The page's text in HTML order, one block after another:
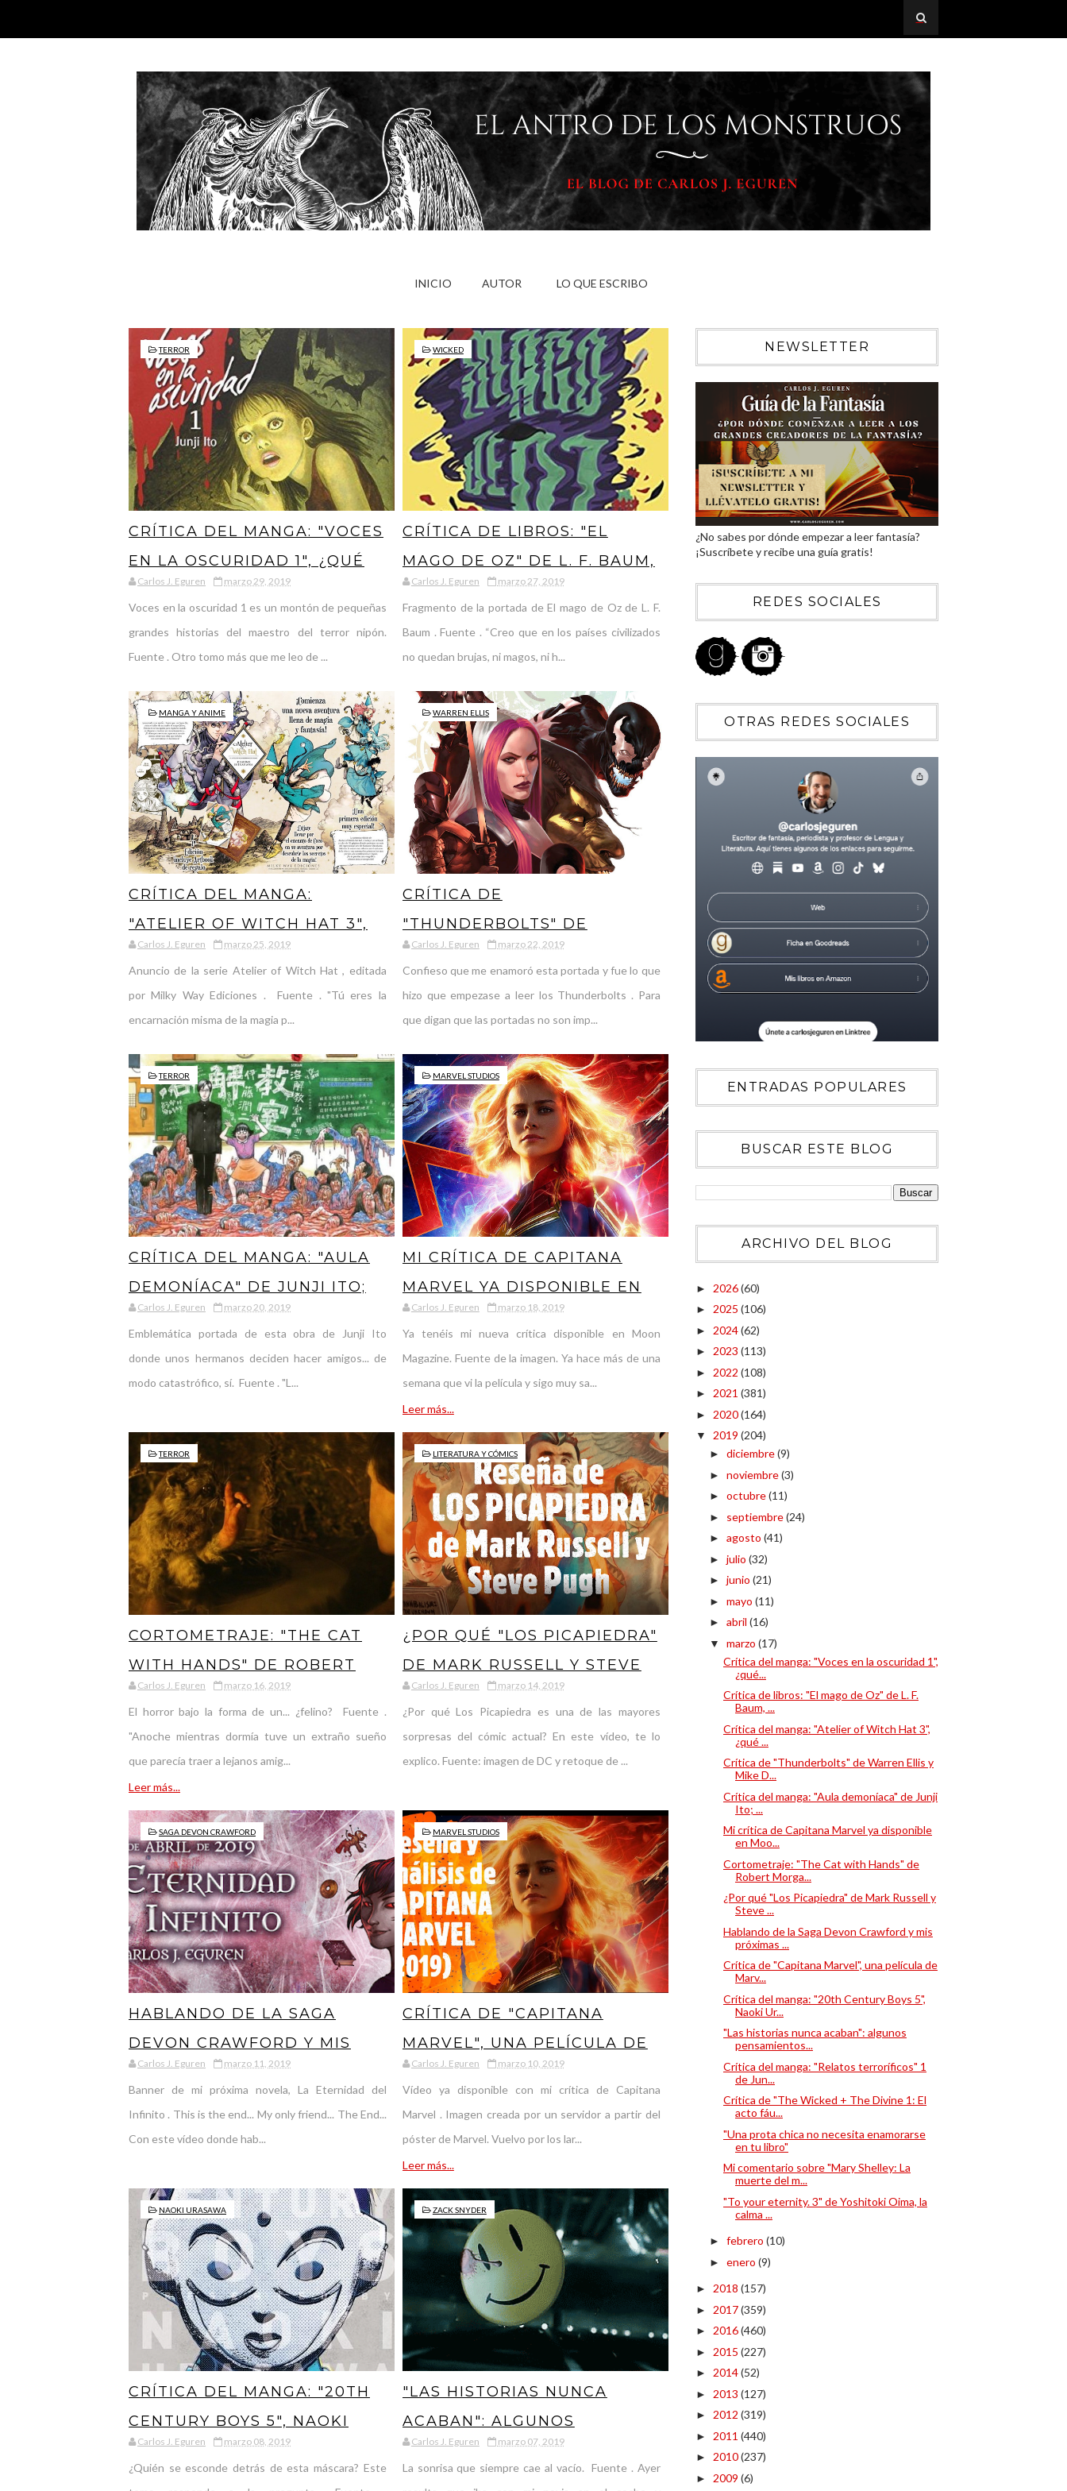
INICIO AUTOR LO QUE ESCRIBO
TERROR
CRÍTICA DEL MANGA: "VOCES
EN LA OSCURIDAD 1", ¿QUÉ
HAY EN LA NEGRURA DE
Carlos J. Eguren marzo 29, 2019
Voces en la oscuridad 1 es un montón de pequeñas
grandes historias del maestro del terror nipón.
Fuente . Otro tomo más que me leo de ...
WICKED
CRÍTICA DE LIBROS: "EL
MAGO DE OZ" DE L. F. BAUM,
LA OSCURIDAD TRAS EL
ESMERALDA
Carlos J. Eguren marzo 27, 2019
Fragmento de la portada de El mago de Oz de L. F.
Baum . Fuente . “Creo que en los países civilizados
no quedan brujas, ni magos, ni h...
MANGA Y ANIME
CRÍTICA DEL MANGA:
"ATELIER OF WITCH HAT 3",
¿QUÉ SE ESCONDE TRAS LA
Carlos J. Eguren marzo 25, 2019
Anuncio de la serie Atelier of Witch Hat , editada
por Milky Way Ediciones . Fuente . "Tú eres la
encarnación misma de la magia p...
WARREN ELLIS
CRÍTICA DE
"THUNDERBOLTS" DE
WARREN ELLIS Y MIKE
VILLANOS COMENZARON A
MARVEL
Carlos J. Eguren marzo 22, 2019
Confieso que me enamoró esta portada y fue lo que
hizo que empezase a leer los Thunderbolts . Para
que digan que las portadas no son imp...
TERROR
CRÍTICA DEL MANGA: "AULA
DEMONÍACA" DE JUNJI ITO;
TE PIDO PERDÓN SI TE
Carlos J. Eguren marzo 20, 2019
Emblemática portada de esta obra de Junji Ito
donde unos hermanos deciden hacer amigos... de
modo catastrófico, sí. Fuente . "L...
MARVEL STUDIOS
MI CRÍTICA DE CAPITANA
MARVEL YA DISPONIBLE EN
MOON MAGAZINE: MÁS ALTO,
Carlos J. Eguren marzo 18, 2019
Ya tenéis mi nueva crítica disponible en Moon
Magazine. Fuente de la imagen. Ya hace más de una
semana que vi la película y sigo muy sa...
Leer más...
TERROR
CORTOMETRAJE: "THE CAT
WITH HANDS" DE ROBERT
MORGAN, PORQUE EL
FORMA...
Carlos J. Eguren marzo 16, 2019
El horror bajo la forma de un... ¿felino? Fuente .
"Anoche mientras dormía tuve un extraño sueño
que parecía traer a lejanos amig...
Leer más...
LITERATURA Y CÓMICS
¿POR QUÉ "LOS PICAPIEDRA"
DE MARK RUSSELL Y STEVE
POUGH ES UNO DE LOS
ACTUALES?
Carlos J. Eguren marzo 14, 2019
¿Por qué Los Picapiedra es una de las mayores
sorpresas del cómic actual? En este vídeo, te lo
explico. Fuente: imagen de DC y retoque de ...
SAGA DEVON CRAWFORD
HABLANDO DE LA SAGA
DEVON CRAWFORD Y MIS
PRÓXIMAS NOVELAS
Carlos J. Eguren marzo 11, 2019
Banner de mi próxima novela, La Eternidad del
Infinito . This is the end... My only friend... The End...
Con este vídeo donde hab...
MARVEL STUDIOS
CRÍTICA DE "CAPITANA
MARVEL", UNA PELÍCULA DE
MARVEL MÁS QUE
Carlos J. Eguren marzo 10, 2019
Vídeo ya disponible con mi crítica de Capitana
Marvel . Imagen creada por un servidor a partir del
póster de Marvel. Vuelvo por los lar...
Leer más...
NAOKI URASAWA
CRÍTICA DEL MANGA: "20TH
CENTURY BOYS 5", NAOKI
URASAWA MÁS ALLÁ DEL
Carlos J. Eguren marzo 08, 2019
¿Quién se esconde detrás de esta máscara? Este
ZACK SNYDER
"LAS HISTORIAS NUNCA
ACABAN": ALGUNOS
PENSAMIENTOS POR EL
Carlos J. Eguren marzo 07, 2019
La sonrisa que siempre cae al vacío. Fuente . Ayer
NEWSLETTER
¿No sabes por dónde empezar a leer fantasía?
¡Suscríbete y recibe una guía gratis!
REDES SOCIALES
OTRAS REDES SOCIALES
ENTRADAS POPULARES
BUSCAR ESTE BLOG
ARCHIVO DEL BLOG
► 2026(60)
► 2025 (106)
► 2024(62)
► 2023 (113)
► 2022 (108)
► 2021 (381)
► 2020(164)
▼ 2019 (204)
► diciembre(9)
► noviembre(3)
► octubre(11)
► septiembre(24)
► agosto (41)
► julio (32)
► junio (21)
► mayo (11)
► abril (16)
▼ marzo (17)
Crítica del manga: "Voces en la oscuridad 1",
¿qué...
Crítica de libros: "El mago de Oz" de L. F.
Baum, ...
Crítica del manga: "Atelier of Witch Hat 3",
¿qué ...
Crítica de "Thunderbolts" de Warren Ellis y
Mike D...
Crítica del manga: "Aula demoníaca" de Junji
Ito; ...
Mi crítica de Capitana Marvel ya disponible
en Moo...
Cortometraje: "The Cat with Hands" de
Robert Morga...
¿Por qué "Los Picapiedra" de Mark Russell y
Steve ...
Hablando de la Saga Devon Crawford y mis
próximas ...
Crítica de "Capitana Marvel", una película de
Marv...
Crítica del manga: "20th Century Boys 5",
Naoki Ur...
"Las historias nunca acaban": algunos
pensamientos...
Crítica del manga: "Relatos terroríficos" 1
de Jun...
Crítica de "The Wicked + The Divine 1: El
acto fáu...
"Una prota chica no necesita enamorarse
en tu libro"
Mi comentario sobre "Mary Shelley: La
muerte del m...
"To your eternity. 3" de Yoshitoki Oima, la
calma ...
► febrero (10)
► enero (9)
► 2018 (157)
► 2017(359)
► 2016(460)
► 2015 (227)
► 2014(52)
► 2013 (127)
► 2012 (319)
► 2011 (440)
► 2010(237)
► 2009 (6)